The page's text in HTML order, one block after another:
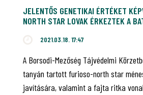
JELENTŐS GENETIKAI ÉRTÉKET
NORTH STAR LOVAK ÉRKEZTEK A
2021.03.18. 17:47
A Borsodi-Mezőség Tájvédelmi
tanyán tartott furioso-north star
javítására, valamint a fajta ritka